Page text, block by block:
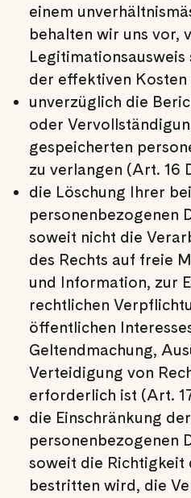
einem
behalten wir uns vor,
der effektiven
unverzüglich die
oder
gespeicherten
zu verlangen (Art. 16
die Löschung Ihrer
personenbezogenen
soweit nicht die
des Rechts auf freie
und Information, zur
rechtlichen
öffentlichen
Geltendmachung,
Verteidigung von
erforderlich ist (Art.
die Einschränkung
personenbezogenen
soweit die Richtigkeit
bestritten wird, die